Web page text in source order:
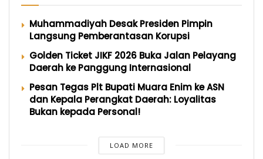
Muhammadiyah Desak Presiden Pimpin
Langsung Pemberantasan Korupsi
Golden Ticket JIKF 2026 Buka Jalan Pelayang
Daerah ke Panggung Internasional
Pesan Tegas Plt Bupati Muara Enim ke ASN
dan Kepala Perangkat Daerah: Loyalitas
Bukan kepada Personal!
LOAD MORE